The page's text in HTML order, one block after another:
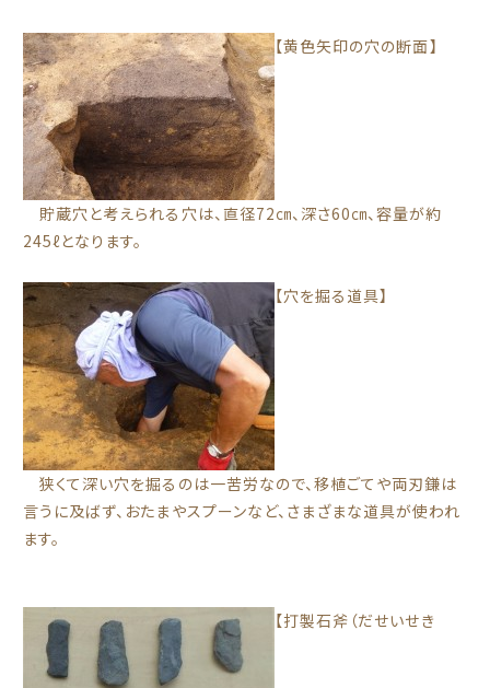
【黄色矢印の穴の断面】
貯蔵穴と考えられる穴は、直径72㎝、深さ60㎝、容量が約
245ℓとなります。
【穴を掘る道具】
狭くて深い穴を掘るのは一苦労なので、移植ごてや両刃鎌は
言うに及ばず、おたまやスプーンなど、さまざまな道具が使われ
ます。
【打製石斧（だせいせき